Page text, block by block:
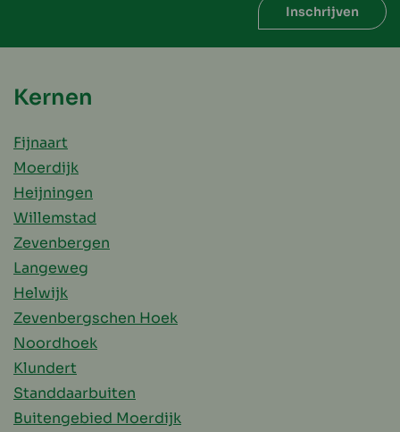
Inschrijven
Kernen
Fijnaart
Moerdijk
Heijningen
Willemstad
Zevenbergen
Langeweg
Helwijk
Zevenbergschen Hoek
Noordhoek
Klundert
Standdaarbuiten
Buitengebied Moerdijk